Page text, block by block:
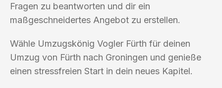
Fragen zu beantworten und dir ein
maßgeschneidertes Angebot zu erstellen.
Wähle Umzugskönig Vogler Fürth für deinen
Umzug von Fürth nach Groningen und genieße
einen stressfreien Start in dein neues Kapitel.